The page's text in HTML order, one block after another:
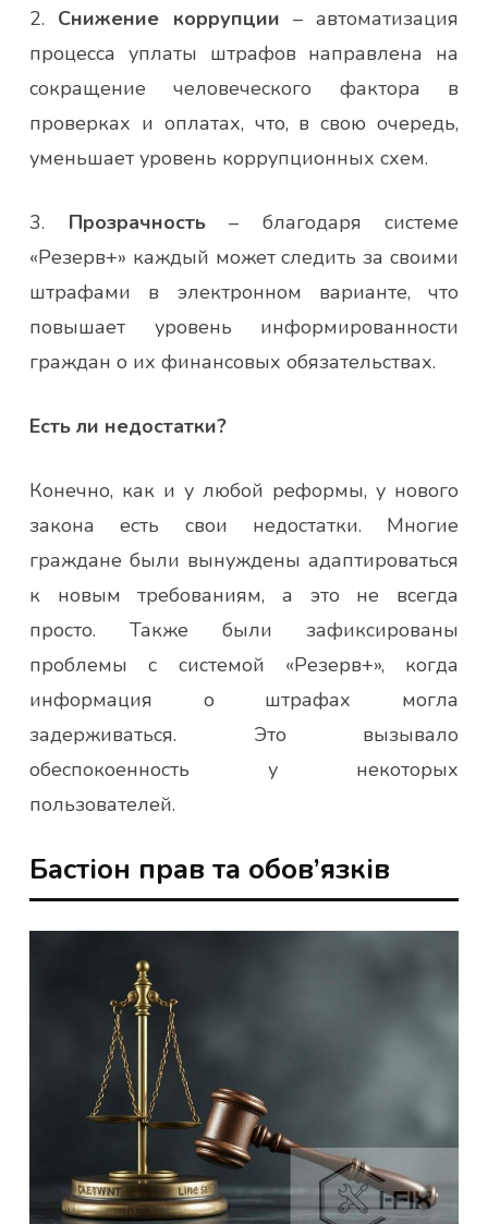
2. Снижение коррупции – автоматизация
процесса уплаты штрафов направлена на
сокращение человеческого фактора в
проверках и оплатах, что, в свою очередь,
уменьшает уровень коррупционных схем.
3. Прозрачность– благодаря системе
«Резерв+» каждый может следить за своими
штрафами в электронном варианте, что
повышает уровень информированности
граждан о их финансовых обязательствах.
Есть ли недостатки?
Конечно, как и у любой реформы, у нового
закона есть свои недостатки. Многие
граждане были вынуждены адаптироваться
к новым требованиям, а это не всегда
просто. Также были зафиксированы
проблемы с системой «Резерв+», когда
информация о штрафах могла
задерживаться. Это вызывало
обеспокоенность у некоторых
пользователей.
Бастіон прав та обов’язків